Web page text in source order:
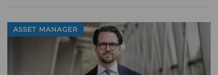
ASSET MANAGER